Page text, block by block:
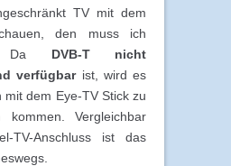
TV mit dem
den muss ich
Da DVB-T nicht
verfügbarist, wird es
mit dem Eye-TV Stick zu
kommen. Vergleichbar
TV-Anschluss ist das